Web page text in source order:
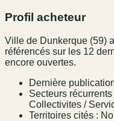
Profil acheteur
Ville de Dunkerque (59)
référencés sur les 12
encore ouvertes.
Dernière
Secteurs
Collectivites /
Territoires cités :